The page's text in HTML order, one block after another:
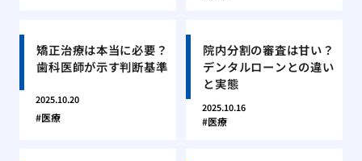
矯正治療は本当に必要？
歯科医師が示す判断基準
2025.10.20
医療
院内分割の審査は甘い？
デンタルローンとの違い
と実態
2025.10.16
医療